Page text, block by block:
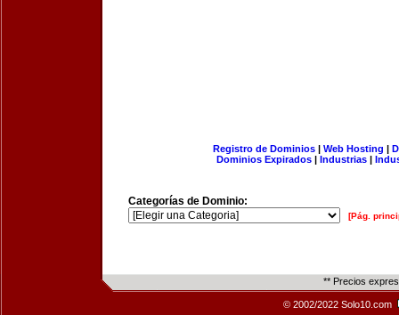
Registro de Dominios| Web Hosting |
Dominios Expirados | Industrias |
Categorías de Dominio:
[Pág.
** Precios
© 2002/2022 Solo10.com